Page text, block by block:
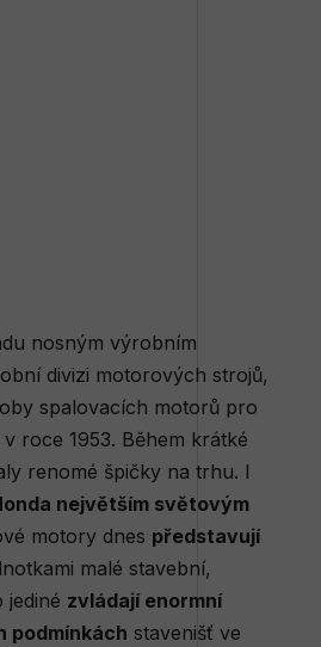
nosným výrobním
divizi motorových strojů,
spalovacích motorů pro
roce 1953. Během krátké
renomé špičky na trhu. I
největším světovým
motory dnes představují
malé stavební,
jediné zvládají enormní
podmínkách stavenišť ve